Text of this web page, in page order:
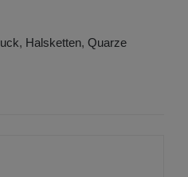
, Halsketten, Quarze